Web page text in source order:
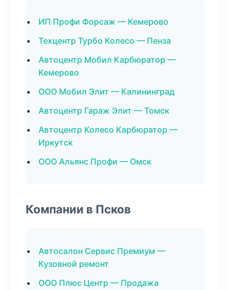
ИП Профи Форсаж — Кемерово
Техцентр Турбо Колесо — Пенза
Автоцентр Мобил Карбюратор —
Кемерово
ООО Мобил Элит — Калининград
Автоцентр Гараж Элит — Томск
Автоцентр Колесо Карбюратор —
Иркутск
ООО Альянс Профи — Омск
Компании в Псков
Автосалон Сервис Премиум —
Кузовной ремонт
ООО Плюс Центр — Продажа